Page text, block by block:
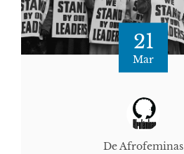
21
Mar
De Afrofeminas